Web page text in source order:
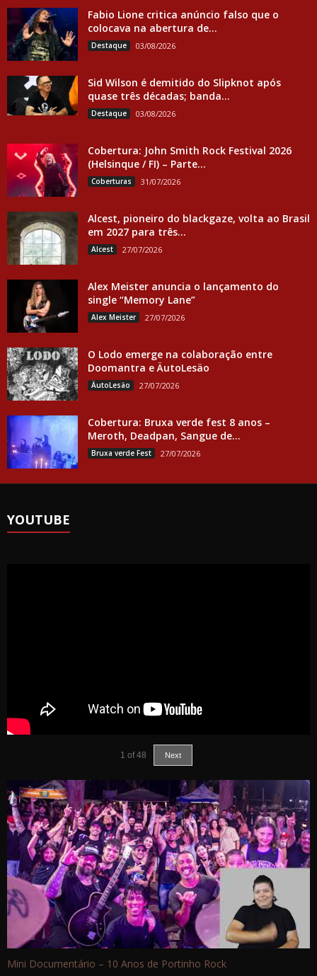
Fabio Lione critica anúncio falso que o
colocava na abertura de...
Destaque 03/08/2026
Sid Wilson é demitido do Slipknot após
quase três décadas; banda...
Destaque 03/08/2026
Cobertura: John Smith Rock Festival 2026
(Helsinque / FI) – Parte...
Coberturas 31/07/2026
Alcest, pioneiro do blackgaze, volta ao Brasil
em 2027 para três...
Alcest 27/07/2026
Alex Meister anuncia o lançamento do
single “Memory Lane”
Alex Meister 27/07/2026
O Lodo emerge na colaboração entre
Doomantra e ÄutoLesäo
ÄutoLesäo 27/07/2026
Cobertura: Bruxa verde fest 8 anos –
Meroth, Deadpan, Sangue de...
Bruxa verde Fest 27/07/2026
YOUTUBE
1 of 48 Next
Mini Documentário – 10 Anos de Portinho Rock